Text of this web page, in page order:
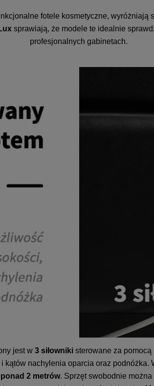
fotele kosmetyczne,
sprawiają, że modele te idealnie
profesjonalnych gabinetach.
jest w 3 siłowniki sterowane za
kątów nachylenia oparcia oraz
ponad 2 metrów. Sprzęt swobodnie można